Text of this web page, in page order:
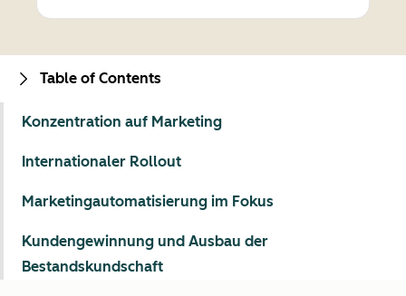
Table of Contents
Konzentration auf Marketing
Internationaler Rollout
Marketingautomatisierung im Fokus
Kundengewinnung und Ausbau der
Bestandskundschaft